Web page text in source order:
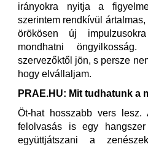
irányokra nyitja a
szerintem rendkívül
örökösen új
mondhatni
szervezőktől jön, s persze
hogy elvállaljam.
PRAE.HU: Mit tudhatunk a
Öt-hat hosszabb vers
felolvasás is egy
együttjátszani a